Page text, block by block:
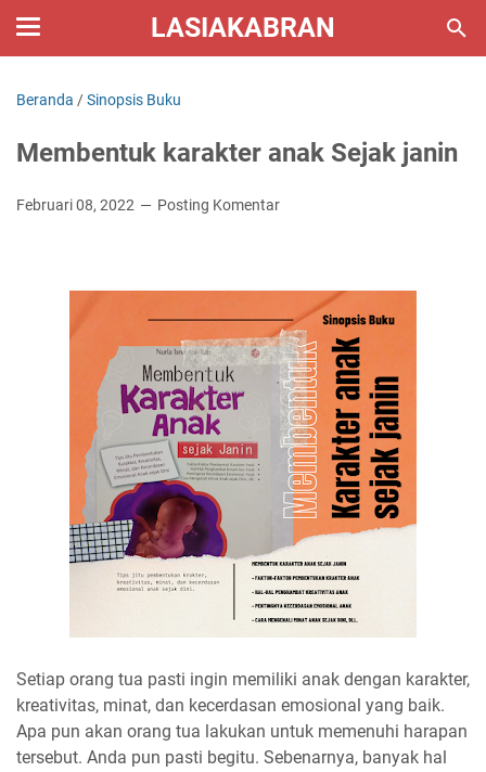
LASIAKABRAN
Beranda /Sinopsis Buku
Membentuk karakter anak Sejak janin
Februari 08, 2022 Posting Komentar
Setiap orang tua pasti ingin memiliki anak dengan karakter,
kreativitas, minat, dan kecerdasan emosional yang baik.
Apa pun akan orang tua lakukan untuk memenuhi harapan
tersebut. Anda pun pasti begitu. Sebenarnya, banyak hal